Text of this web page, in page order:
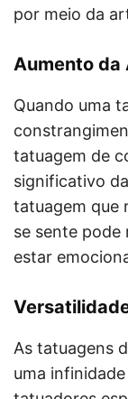
por meio da
Aumento da
Quando uma
tatuagem de
significativo
tatuagem que
se sente pode
estar
As tatuagens
uma